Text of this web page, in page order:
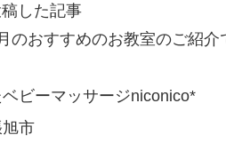
した記事
のおすすめのお教室のご紹介
ビーマッサージniconico*
市